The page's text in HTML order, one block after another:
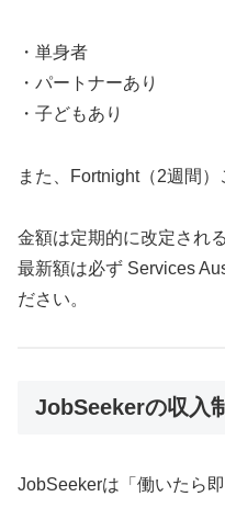
・単身者
・パートナーあり
・子どもあり
また、Fortnight（2週間）
金額は定期的に改定される
最新額は必ず Services
ださい。
JobSeekerの収入
JobSeekerは「働いたら